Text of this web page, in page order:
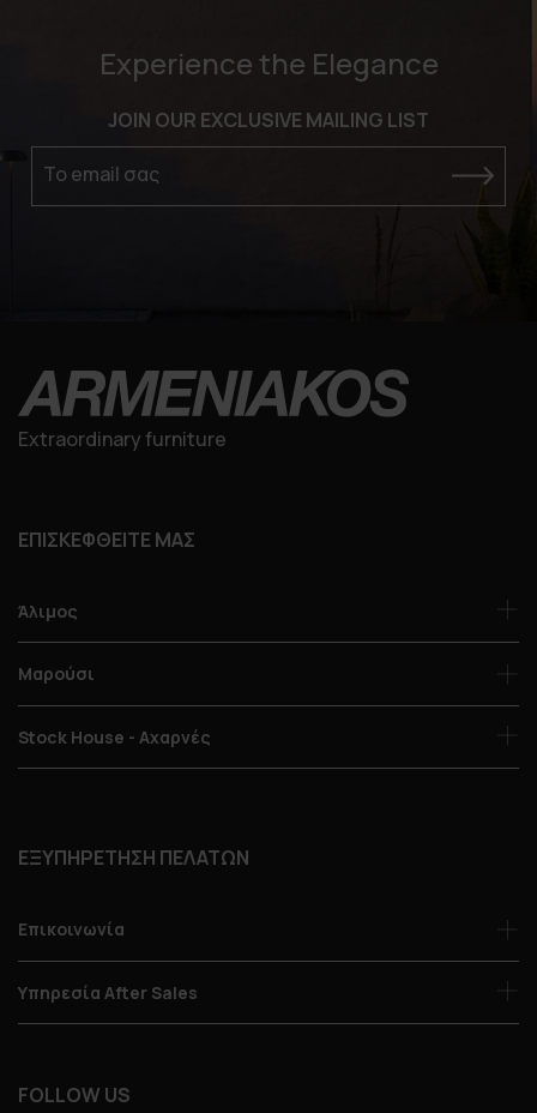
Experience the Elegance
JOIN OUR EXCLUSIVE MAILING LIST
Το email σας
Extraordinary furniture
ΕΠΙΣΚΕΦΘΕΙΤΕ ΜΑΣ
Άλιμος
Μαρούσι
Stock House - Αχαρνές
ΕΞΥΠΗΡΕΤΗΣΗ ΠΕΛΑΤΩΝ
Επικοινωνία
Υπηρεσία After Sales
FOLLOW US